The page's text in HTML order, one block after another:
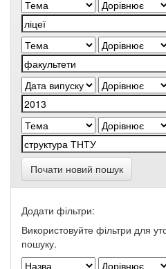
Почати новий пошук
Додати фільтри:
Використовуйте фільтри для
пошуку.